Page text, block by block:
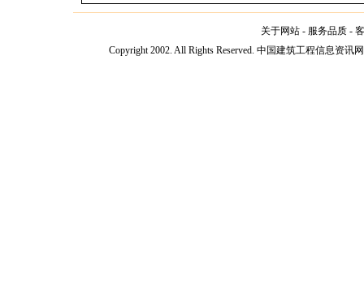
关于网站 - 服务品质 -
Copyright 2002. All Rights Reserved. 中国建筑工程信息资讯